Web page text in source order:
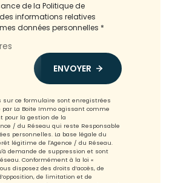
de la Politique de
informations relatives
données personnelles *
ENVOYER
sur ce formulaire sont enregistrées
La Boite Immo agissant comme
la gestion de la
/ du Réseau qui reste Responsable
personnelles. La base légale du
légitime de l'Agence / du Réseau.
demande de suppression et sont
Conformément à la loi «
disposez des droits d’accès, de
de limitation et de